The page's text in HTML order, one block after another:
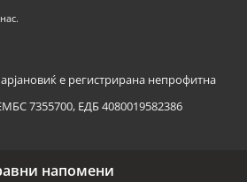
е регистрирана непрофитна
7355700, ЕДБ 4080019582386
напомени